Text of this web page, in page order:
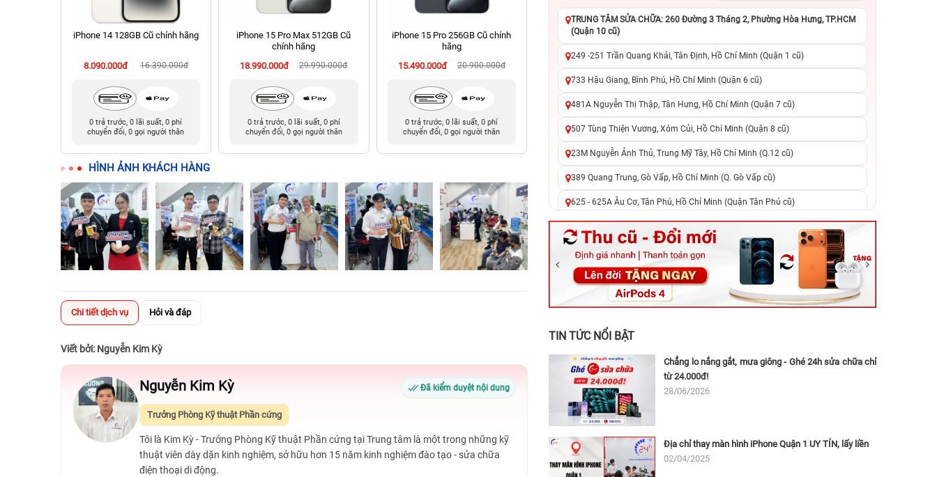
iPhone 14 128GB Cũ chính hãng
8.090.000đ 16.390.000đ
0 trả trước, 0 lãi suất, 0 phí
chuyển đổi, 0 gọi người thân
iPhone 15 Pro Max 512GB Cũ
chính hãng
18.990.000đ
29.990.000đ
0 trả trước, 0 lãi suất, 0 phí
chuyển đổi, 0 gọi người thân
iPhone 15 Pro 256GB Cũ chính
hãng
15.490.000đ
20.900.000đ
0 trả trước, 0 lãi suất, 0 phí
chuyển đổi, 0 gọi người thân
iPhone 8 Plus 64GB Cũ chính
hãng
2.590.000đ
8.290.000đ
chuyển đổi, 0 gọi người thân
hãng
6.990.000đ
9.990.000đ
chuyển đổi, 0 gọi người thân
HÌNH ẢNH KHÁCH HÀNG
Chi tiết dịch vụ Hỏi và đáp
Viết bởi: Nguyễn Kim Kỳ
Nguyễn Kim Kỳ Đã kiểm duyệt nội dung
Trưởng Phòng Kỹ thuật Phần cứng
Tôi là Kim Kỳ - Trưởng Phòng Kỹ thuật Phần cứng tại Trung tâm là một trong những kỹ
thuật viên dày dặn kinh nghiệm, sở hữu hơn 15 năm kinh nghiệm đào tạo - sửa chữa
điện thoại di động.
TRUNG TÂM SỬA CHỮA: 260 Đường 3 Tháng 2, Phường Hòa Hưng, TP.HCM
(Quận 10 cũ)
249 -251 Trần Quang Khải, Tân Định, Hồ Chí Minh (Quận 1 cũ)
733 Hậu Giang, Bình Phú, Hồ Chí Minh (Quận 6 cũ)
481A Nguyễn Thị Thập, Tân Hưng, Hồ Chí Minh (Quận 7 cũ)
507 Tùng Thiện Vương, Xóm Củi, Hồ Chí Minh (Quận 8 cũ)
23M Nguyễn Ảnh Thủ, Trung Mỹ Tây, Hồ Chí Minh (Q.12 cũ)
389 Quang Trung, Gò Vấp, Hồ Chí Minh (Q. Gò Vấp cũ)
625 - 625A Âu Cơ, Tân Phú, Hồ Chí Minh (Quận Tân Phú cũ)
326 Lê Văn Việt, Tăng Nhơn Phú, Hồ Chí Minh (Q.9 TP. Thủ Đức cũ)
256 Võ Văn Ngân, Thủ Đức, Hồ Chí Minh (Bình Thọ, TP. Thủ Đức Cũ)
70 Nguyễn An Ninh, Dĩ An, Hồ Chí Minh (Bình Dương Cũ)
24h Vũng Tàu: 162A Ba Cu, Vũng Tàu, Hồ Chí Minh (TP. Vũng Tàu cũ)
TIN TỨC NỔI BẬT
Chẳng lo nắng gắt, mưa giông - Ghé 24h sửa chữa chỉ
từ 24.000đ!
28/06/2026
Địa chỉ thay màn hình iPhone Quận 1 UY TÍN, lấy liền
02/04/2025